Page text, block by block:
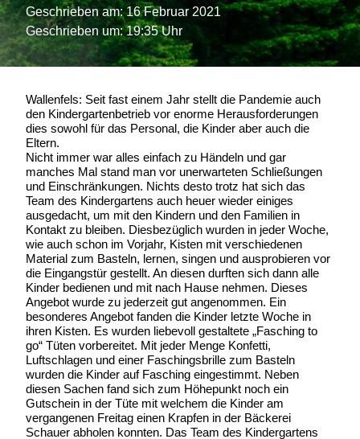
Geschrieben am: 16 Februar 2021
Geschrieben um: 19:35 Uhr
Wallenfels: Seit fast einem Jahr stellt die Pandemie auch
den Kindergartenbetrieb vor enorme Herausforderungen
dies sowohl für das Personal, die Kinder aber auch die
Eltern.
Nicht immer war alles einfach zu Händeln und gar
manches Mal stand man vor unerwarteten Schließungen
und Einschränkungen. Nichts desto trotz hat sich das
Team des Kindergartens auch heuer wieder einiges
ausgedacht, um mit den Kindern und den Familien in
Kontakt zu bleiben. Diesbezüglich wurden in jeder Woche,
wie auch schon im Vorjahr, Kisten mit verschiedenen
Material zum Basteln, lernen, singen und ausprobieren vor
die Eingangstür gestellt. An diesen durften sich dann alle
Kinder bedienen und mit nach Hause nehmen. Dieses
Angebot wurde zu jederzeit gut angenommen. Ein
besonderes Angebot fanden die Kinder letzte Woche in
ihren Kisten. Es wurden liebevoll gestaltete „Fasching to
go“ Tüten vorbereitet. Mit jeder Menge Konfetti,
Luftschlagen und einer Faschingsbrille zum Basteln
wurden die Kinder auf Fasching eingestimmt. Neben
diesen Sachen fand sich zum Höhepunkt noch ein
Gutschein in der Tüte mit welchem die Kinder am
vergangenen Freitag einen Krapfen in der Bäckerei
Schauer abholen konnten. Das Team des Kindergartens